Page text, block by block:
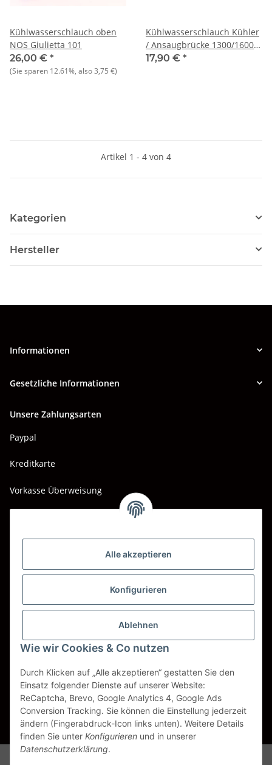
Alle akzeptieren
Konfigurieren
Ablehnen
Wie wir Cookies & Co nutzen
Durch Klicken auf „Alle akzeptieren“ gestatten Sie den
Einsatz folgender Dienste auf unserer Website:
ReCaptcha, Brevo, Google Analytics 4, Google Ads
Conversion Tracking. Sie können die Einstellung jederzeit
ändern (Fingerabdruck-Icon links unten). Weitere Details
finden Sie unter Konfigurieren und in unserer
Datenschutzerklärung.
Kühlwasserschlauch oben
NOS Giulietta 101
26,00 € *
(Sie sparen 12.61%, also3,75 €)
Kühlwasserschlauch Kühler
/ Ansaugbrücke 1300/1600
Schraubthermostat (Kühler
17,90 € *
Artikel 1 - 4 von 4
Kategorien
Hersteller
Informationen
Gesetzliche Informationen
Unsere Zahlungsarten
Paypal
Kreditkarte
Vorkasse Überweisung
Wir versenden mit
Spedition BTG
Spedition Schenker
Vertrag widerrufen
* Alle Preise inkl. gesetzlicher USt., zzgl.Versand